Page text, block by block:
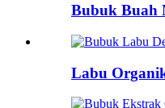
Bubuk Buah
Labu